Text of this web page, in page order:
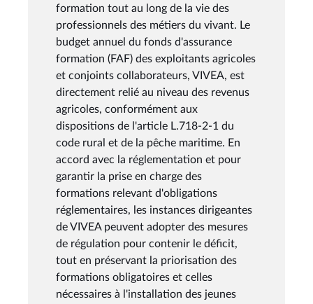
formation tout au long de la vie des
professionnels des métiers du vivant. Le
budget annuel du fonds d'assurance
formation (FAF) des exploitants agricoles
et conjoints collaborateurs, VIVEA, est
directement relié au niveau des revenus
agricoles, conformément aux
dispositions de l'article L.718-2-1 du
code rural et de la pêche maritime. En
accord avec la réglementation et pour
garantir la prise en charge des
formations relevant d'obligations
réglementaires, les instances dirigeantes
de VIVEA peuvent adopter des mesures
de régulation pour contenir le déficit,
tout en préservant la priorisation des
formations obligatoires et celles
nécessaires à l'installation des jeunes